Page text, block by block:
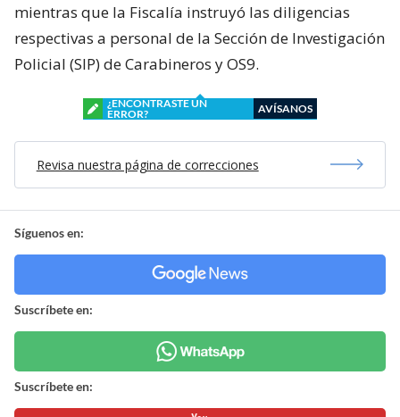
mientras que la Fiscalía instruyó las diligencias
respectivas a personal de la Sección de Investigación
Policial (SIP) de Carabineros y OS9.
¿ENCONTRASTE UN
ERROR?
AVÍSANOS
Revisa nuestra página de correcciones
Síguenos en:
Suscríbete en:
Suscríbete en: